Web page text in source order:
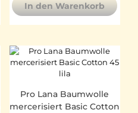
In den Warenkorb
Pro Lana Baumwolle
mercerisiert Basic Cotton